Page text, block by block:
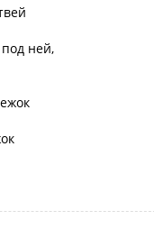
ней,